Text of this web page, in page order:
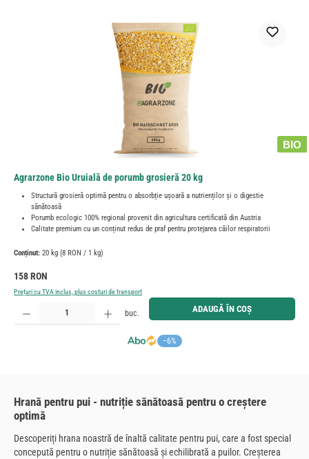
BIO
Agrarzone Bio Uruială de porumb grosieră 20 kg
Structură grosieră optimă pentru o absorbție ușoară a nutrienților și o digestie
sănătoasă
Porumb ecologic 100% regional provenit din agricultura certificată din Austria
Calitate premium cu un conținut redus de praf pentru protejarea căilor respiratorii
Conținut: 20 kg (8 RON / 1 kg)
Preț obișnuit:
158 RON
Prețuri cu TVA inclus, plus costuri de transport
−6%
Cantitate produs: Introduceți cantitatea dorită sau utilizați butoanele pentru a mări sau micșora
buc. ADAUGĂ ÎN COȘ
Hrană pentru pui - nutriție sănătoasă pentru o creștere
optimă
Descoperiți hrana noastră de înaltă calitate pentru pui, care a fost special
concepută pentru o nutriție sănătoasă și echilibrată a puilor. Creșterea